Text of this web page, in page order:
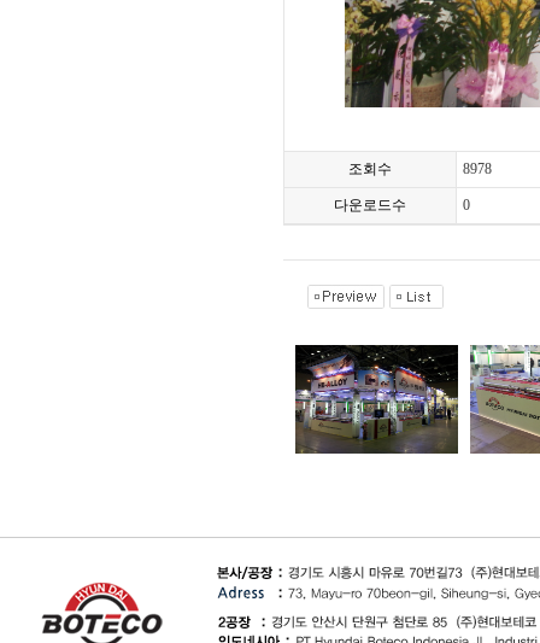
조회수 8978
다운로드수 0